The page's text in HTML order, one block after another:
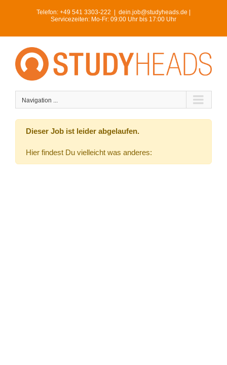
Telefon: +49 541 3303-222
dein.job@studyheads.de |
Servicezeiten: Mo-Fr: 09:00 Uhr bis 17:00 Uhr
Navigation ...
Dieser Job ist leider abgelaufen.
Hier findest Du vielleicht was anderes: